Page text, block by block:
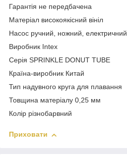
Гарантія не передбачена
Матеріал високоякісний вініл
Насос ручний, ножний, електричний
Виробник Intex
Серія SPRINKLE DONUT TUBE
Країна-виробник Китай
Тип надувного круга для плавання
Товщина матеріалу 0,25 мм
Колір різнобарвний
Приховати